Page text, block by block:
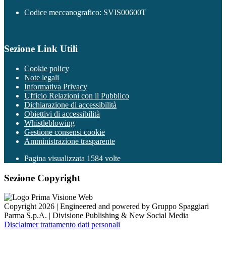
Codice meccanografico: SVIS00600T
Sezione Link Utili
Cookie policy
Note legali
Informativa Privacy
Ufficio Relazioni con il Pubblico
Dichiarazione di accessibilità
Obiettivi di accessibilità
Whistleblowing
Gestione consensi cookie
Amministrazione trasparente
Pagina visualizzata 1584 volte
Sezione Copyright
Copyright 2026 | Engineered and powered by Gruppo Spaggiari
Parma S.p.A. | Divisione Publishing & New Social Media
Disclaimer trattamento dati personali